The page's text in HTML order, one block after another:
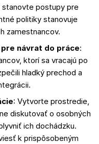
stanovte postupy pre
politiky stanovuje
zamestnancov.
návrat do práce:
ktorí sa vracajú po
hladký prechod a
: Vytvorte prostredie,
diskutovať o osobných
ich dochádzku.
k prispôsobeným